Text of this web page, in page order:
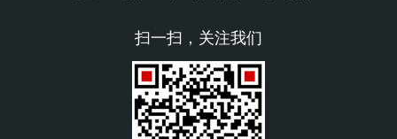
扫一扫，关注我们